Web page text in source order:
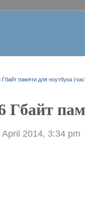
Гбайт памяти для ноутбука
Гбайт
April 2014, 3:34 pm